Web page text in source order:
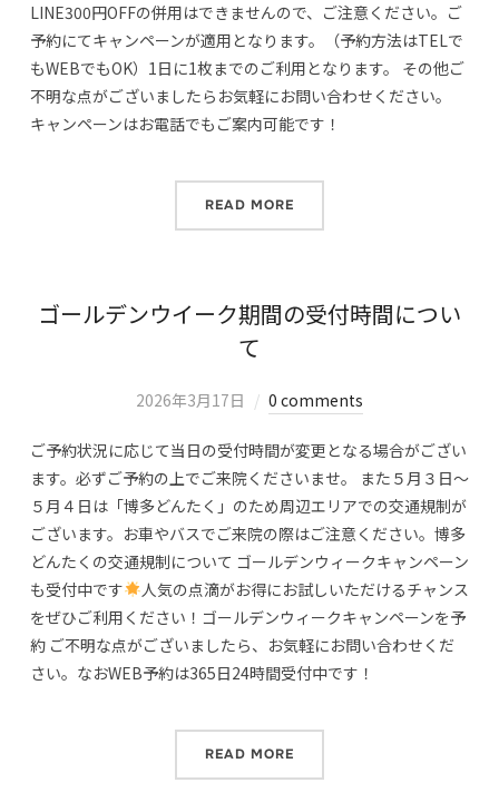
LINE300円OFFの併用はできませんので、ご注意ください。ご
予約にてキャンペーンが適用となります。（予約方法はTELで
もWEBでもOK）1日に1枚までのご利用となります。 その他ご
不明な点がございましたらお気軽にお問い合わせください。
キャンペーンはお電話でもご案内可能です！
READ MORE
ゴールデンウイーク期間の受付時間につい
て
2026年3月17日 0 comments
ご予約状況に応じて当日の受付時間が変更となる場合がござい
ます。必ずご予約の上でご来院くださいませ。 また５月３日～
５月４日は「博多どんたく」のため周辺エリアでの交通規制が
ございます。お車やバスでご来院の際はご注意ください。博多
どんたくの交通規制について ゴールデンウィークキャンペーン
も受付中です
人気の点滴がお得にお試しいただけるチャンス
をぜひご利用ください！ゴールデンウィークキャンペーンを予
約 ご不明な点がございましたら、お気軽にお問い合わせくだ
さい。なおWEB予約は365日24時間受付中です！
READ MORE